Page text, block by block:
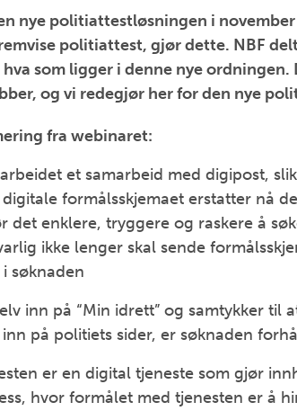
nye politiattestløsningen i
politiattest, gjør dette. NBF
som ligger i denne nye
og vi redegjør her for den nye
fra webinaret:
et samarbeid med digipost,
formålsskjemaet erstatter nå
det enklere, tryggere og raskere å
ikke lenger skal sende
søknaden
inn på “Min idrett” og samtykker til
på politiets sider, er søknaden
er en digital tjeneste som gjør
hvor formålet med tjenesten er å